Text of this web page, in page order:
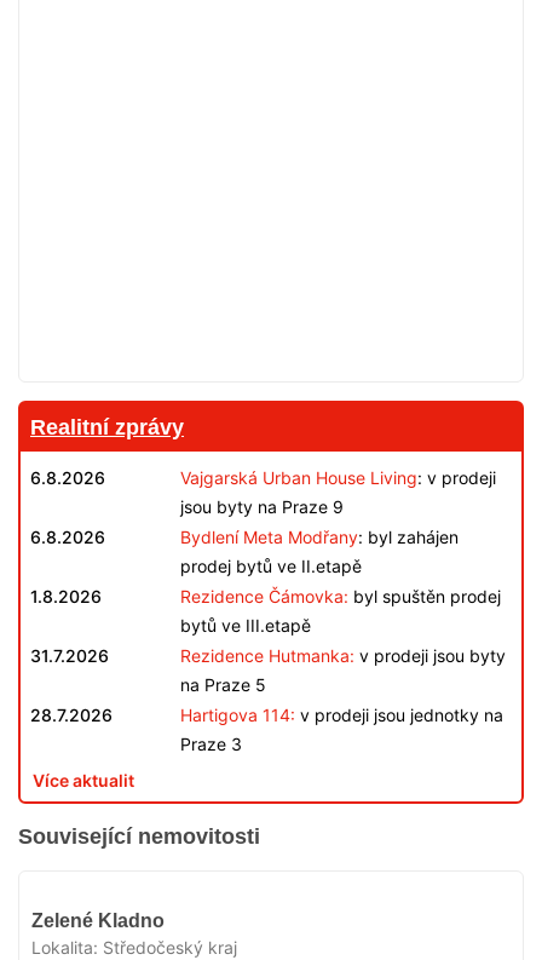
Realitní zprávy
6.8.2026 Vajgarská Urban House Living: v prodeji
jsou byty na Praze 9
6.8.2026
Bydlení Meta Modřany: byl zahájen
prodej bytů ve II.etapě
1.8.2026
Rezidence Čámovka: byl spuštěn prodej
bytů ve III.etapě
31.7.2026
Rezidence Hutmanka: v prodeji jsou byty
na Praze 5
28.7.2026
Hartigova 114: v prodeji jsou jednotky na
Praze 3
Více aktualit
Související nemovitosti
Zelené Kladno
Lokalita: Středočeský kraj